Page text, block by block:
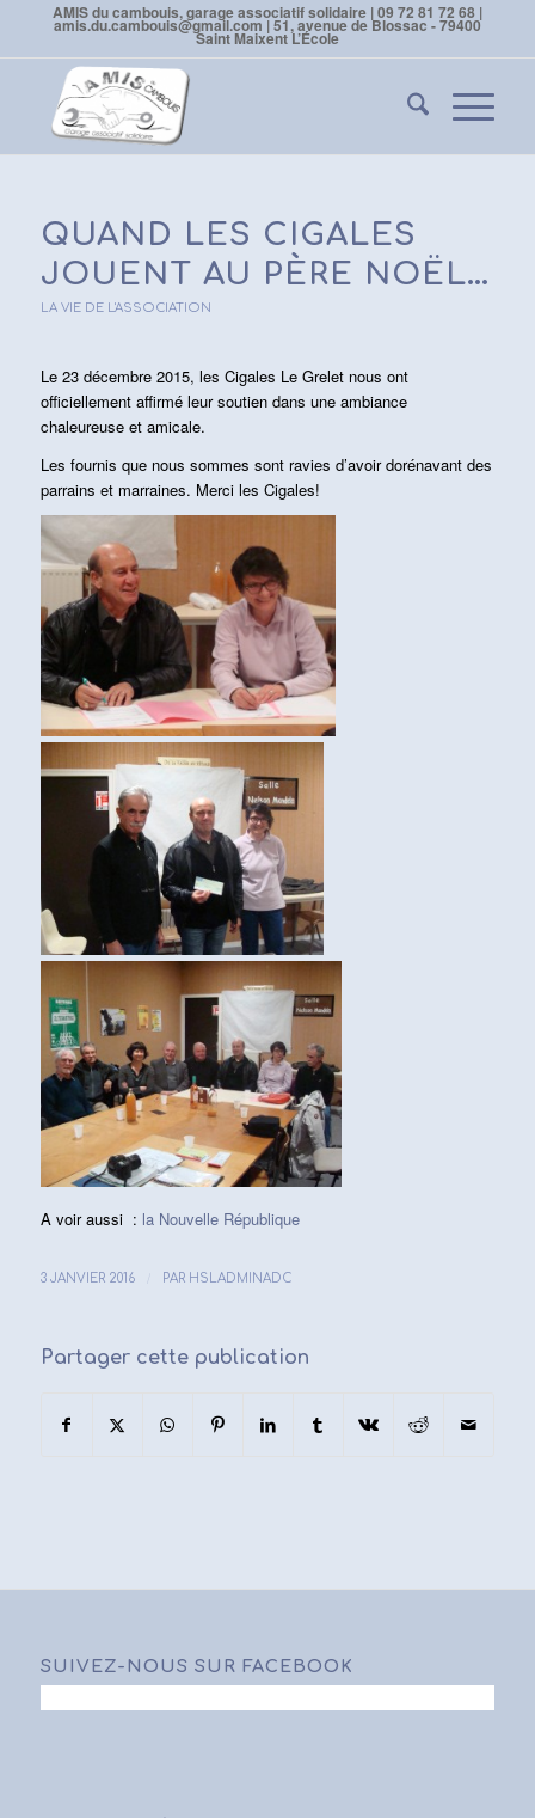
AMIS du cambouis, garage associatif solidaire | 09 72 81 72 68 |
amis.du.cambouis@gmail.com | 51, avenue de Blossac - 79400
Saint Maixent L’École
QUAND LES CIGALES
JOUENT AU PÈRE NOËL…
LA VIE DE L'ASSOCIATION
Le 23 décembre 2015, les Cigales Le Grelet nous ont
officiellement affirmé leur soutien dans une ambiance
chaleureuse et amicale.
Les fournis que nous sommes sont ravies d’avoir dorénavant des
parrains et marraines. Merci les Cigales!
A voir aussi : la Nouvelle République
3 JANVIER 2016 PAR HSLADMINADC
Partager cette publication
SUIVEZ-NOUS SUR FACEBOOK